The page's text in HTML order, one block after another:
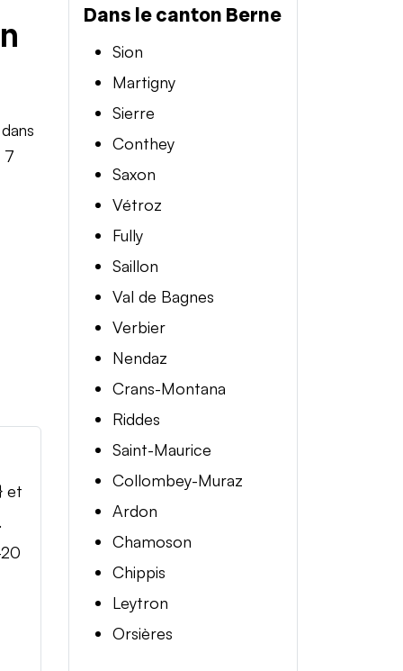
7
et
Dans le canton Berne
Sion
Martigny
Sierre
Conthey
Saxon
Vétroz
Fully
Saillon
Val de Bagnes
Verbier
Nendaz
Crans-Montana
Riddes
Saint-Maurice
Collombey-Muraz
Ardon
Chamoson
Chippis
Leytron
Orsières